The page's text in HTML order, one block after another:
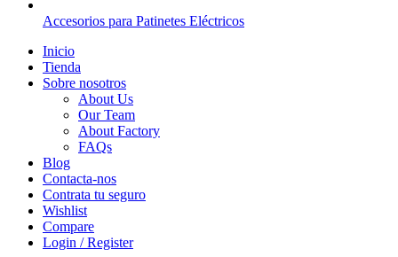
Accesorios para Patinetes Eléctricos
Inicio
Tienda
Sobre nosotros
About Us
Our Team
About Factory
FAQs
Blog
Contacta-nos
Contrata tu seguro
Wishlist
Compare
Login / Register